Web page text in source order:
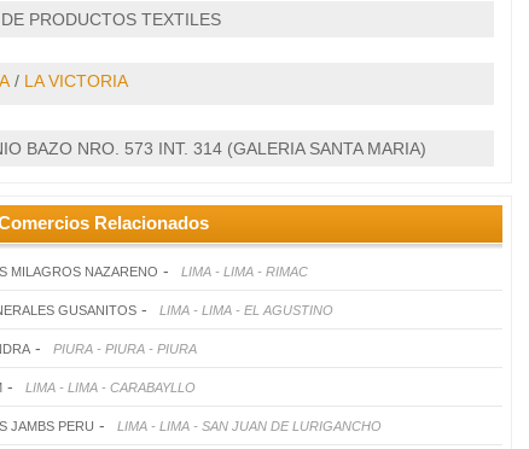
PRODUCTOS TEXTILES
/ LA VICTORIA
BAZO NRO. 573 INT. 314 (GALERIA SANTA MARIA)
Relacionados
MILAGROS NAZARENO - LIMA - LIMA - RIMAC
GUSANITOS - LIMA - LIMA - EL AGUSTINO
- PIURA - PIURA - PIURA
- LIMA - LIMA - CARABAYLLO
JAMBS PERU - LIMA - LIMA - SAN JUAN DE LURIGANCHO